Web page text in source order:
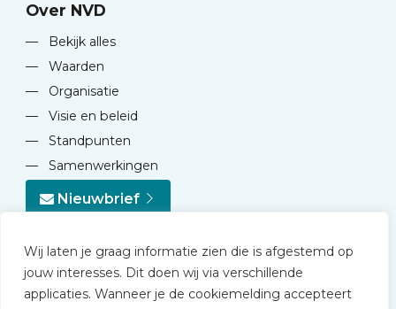
Wij laten je graag informatie zien die is afgestemd op
jouw interesses. Dit doen wij via verschillende
applicaties. Wanneer je de cookiemelding accepteert
Over NVD
—
Bekijk alles
—
Waarden
—
Organisatie
—
Visie en beleid
—
Standpunten
—
Samenwerkingen
Nieuwbrief